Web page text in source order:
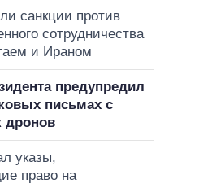
санкции против
сотрудничества
и Ираном
предупредил
письмах с
дронов
указы,
право на